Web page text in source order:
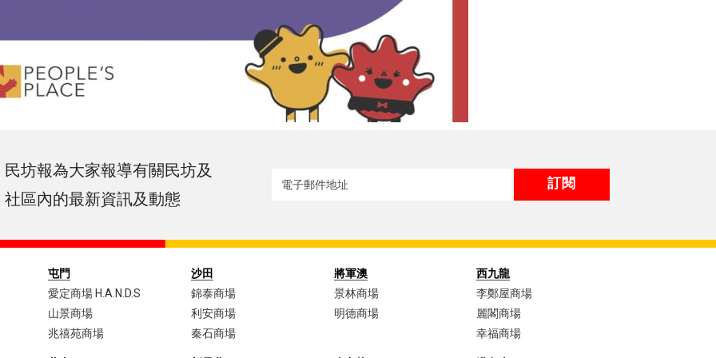
民坊報為大家報導有關民坊及
社區內的最新資訊及動態
屯門
愛定商場 H.A.N.D.S
山景商場
兆禧苑商場
沙田
錦泰商場
利安商場
秦石商場
將軍澳
景林商場
明德商場
西九龍
李鄭屋商場​
麗閣商場
幸福商場